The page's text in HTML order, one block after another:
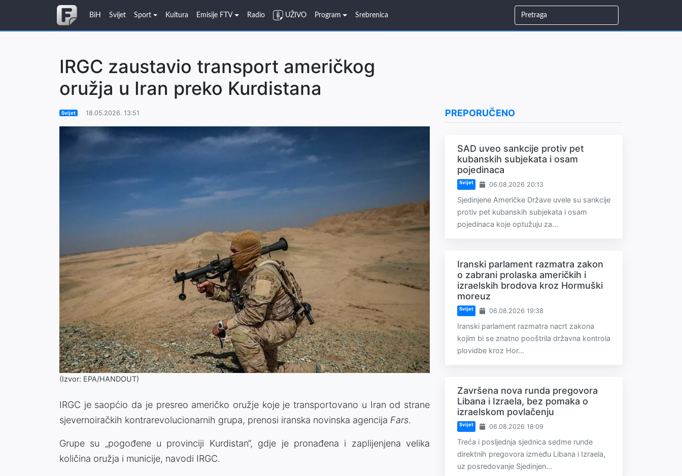
BiH Svijet Sport Kultura Emisije FTV Radio UŽIVO Program Srebrenica
IRGC zaustavio transport američkog
oružja u Iran preko Kurdistana
Svijet 18.05.2026. 13:51
(Izvor: EPA/HANDOUT)
IRGC je saopćio da je presreo američko oružje koje je transportovano u Iran od strane
sjevernoiračkih kontrarevolucionarnih grupa, prenosi iranska novinska agencija Fars.
Grupe su „pogođene u provinciji Kurdistan“, gdje je pronađena i zaplijenjena velika
količina oružja i municije, navodi IRGC.
PREPORUČENO
SAD uveo sankcije protiv pet
kubanskih subjekata i osam
pojedinaca
Svijet 06.08.2026 20:13
Sjedinjene Američke Države uvele su sankcije
protiv pet kubanskih subjekata i osam
pojedinaca koje optužuju za...
Iranski parlament razmatra zakon
o zabrani prolaska američkih i
izraelskih brodova kroz Hormuški
moreuz
Svijet 06.08.2026 19:38
Iranski parlament razmatra nacrt zakona
kojim bi se znatno pooštrila državna kontrola
plovidbe kroz Hor...
Završena nova runda pregovora
Libana i Izraela, bez pomaka o
izraelskom povlačenju
Svijet 06.08.2026 18:09
Treća i posljednja sjednica sedme runde
direktnih pregovora između Libana i Izraela,
uz posredovanje Sjedinjen...